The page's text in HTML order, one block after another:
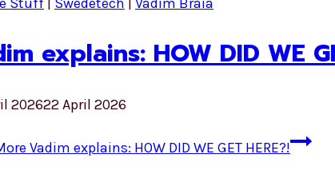
explains: HOW DID WE
202622 April 2026
Vadim explains: HOW DID WE GET HERE?!